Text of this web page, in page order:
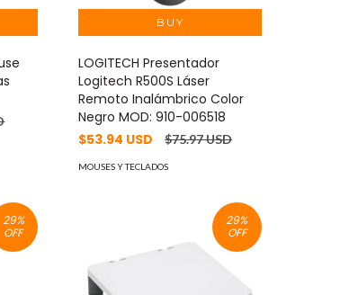
LOGITECH Presentador
Logitech R500S Láser
Remoto Inalámbrico Color
Negro MOD: 910-006518
$53.94 USD
$75.97 USD
MOUSES Y TECLADOS
29%
OFF
29%
OFF